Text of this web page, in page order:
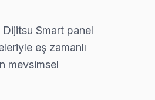
Smart panel
eş zamanlı
mevsimsel